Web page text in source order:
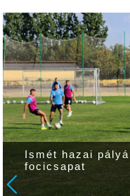
Ismét hazai
focicsapat